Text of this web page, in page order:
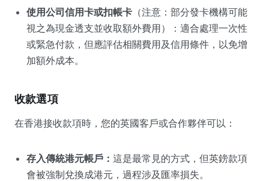
使用公司信用卡或扣帳卡 （注意：部分發卡機構可能
視之為現金透支並收取額外費用）：適合處理一次性
或緊急付款，但應評估相關費用及信用條件，以免增
加額外成本。
收款選項
在香港接收款項時，您的英國客戶或合作夥伴可以：
存入傳統港元帳戶： 這是最常見的方式，但英鎊款項
會被強制兌換成港元，過程涉及匯率損失。